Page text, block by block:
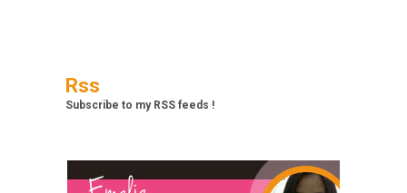
Rss
Subscribe to my RSS feeds !